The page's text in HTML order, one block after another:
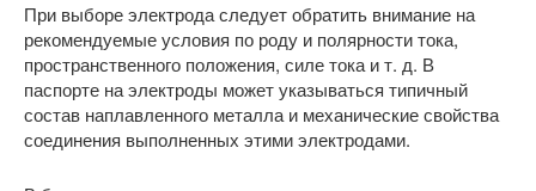
При выборе электрода следует обратить внимание на
рекомендуемые условия по роду и полярности тока,
пространственного положения, силе тока и т. д. В
паспорте на электроды может указываться типичный
состав наплавленного металла и механические свойства
соединения выполненных этими электродами.